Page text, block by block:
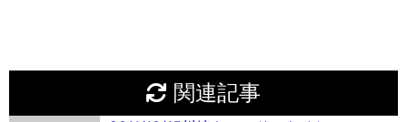
関連記事